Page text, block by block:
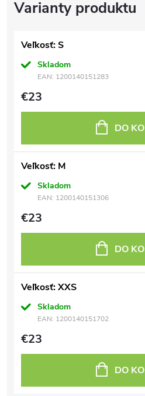
Veľkosť: S
Skladom
EAN: 1200140151283
€23
DO
Veľkosť: M
Skladom
EAN: 1200140151306
€23
DO
Veľkosť: XXS
Skladom
EAN: 1200140151702
€23
DO